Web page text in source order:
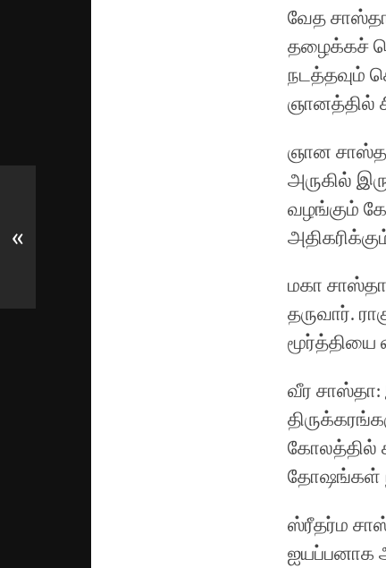
வேத
தழைக்கச்
நடத்தவும்
ஞானத்தில்
ஞான
அருகில்
வழங்கும்
மகா
தருவார்.
மூர்த்தியை
வீர சாஸ்தா:
கோலத்தில்
தோஷங்கள்
ஸ்ரீதர்ம
ஐயப்பனாக
«